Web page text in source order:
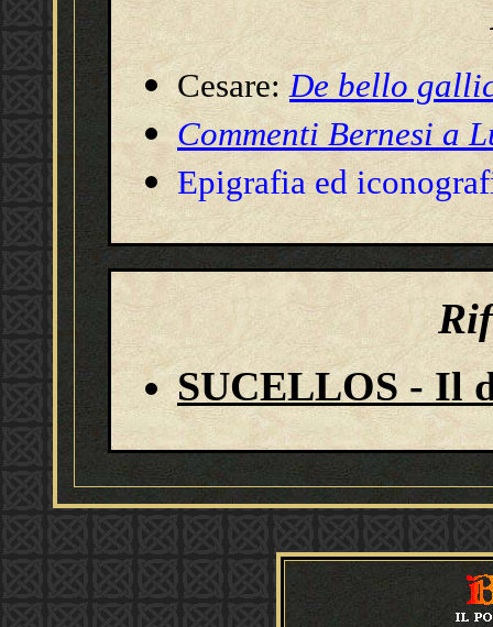
Cesare:De bello
Commenti Bernesi a
Epigrafia ed
SUCELLOS - Il